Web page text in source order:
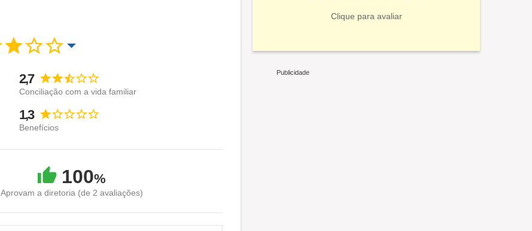
2,7
Conciliação com a vida familiar
1,3
Benefícios
100%
Aprovam a diretoria (de 2 avaliações)
Clique para avaliar